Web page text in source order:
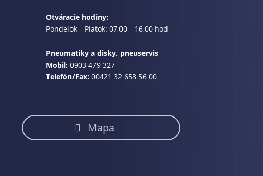
Otváracie hodiny:
Pondelok – Piatok: 07,00 – 16,00 hod
Pneumatiky a disky, pneuservis
Mobil: 0903 479 327
Telefón/Fax: 00421 32 658 56 00
Mapa